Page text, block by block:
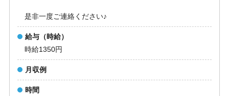
是非一度ご連絡ください♪
給与（時給）
時給1350円
月収例
時間